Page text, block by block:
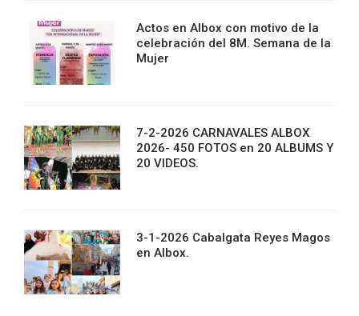
Actos en Albox con motivo de la
celebración del 8M. Semana de la
Mujer
7-2-2026 CARNAVALES ALBOX
2026- 450 FOTOS en 20 ALBUMS Y
20 VIDEOS.
3-1-2026 Cabalgata Reyes Magos
en Albox.